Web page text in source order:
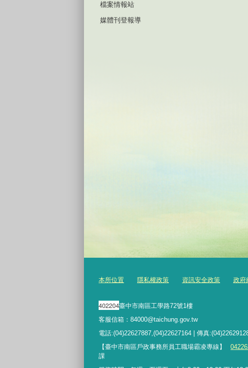
檔案情報站
媒體刊登報導
本所位置 隱私權政策 資訊安全政策 政府
402204臺中市南區工學路72號1樓
客服信箱：84000@taichung.gov.tw
電話:(04)22627887,(04)22627164 | 傳真
【臺中市南區戶政事務所員工職場霸凌專線】
課